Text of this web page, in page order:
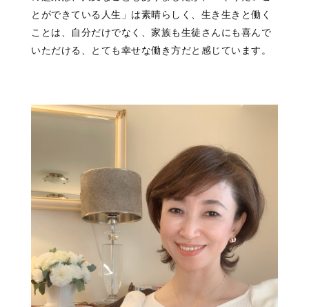
とができている人生」は素晴らしく、生き生きと働く
ことは、自分だけでなく、家族も生徒さんにも喜んで
いただける、とても幸せな働き方だと感じています。